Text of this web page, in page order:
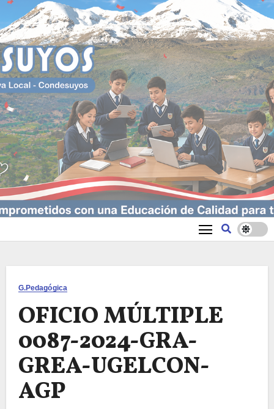
G.Pedagógica
OFICIO MÚLTIPLE
0087-2024-GRA-
GREA-UGELCON-
AGP